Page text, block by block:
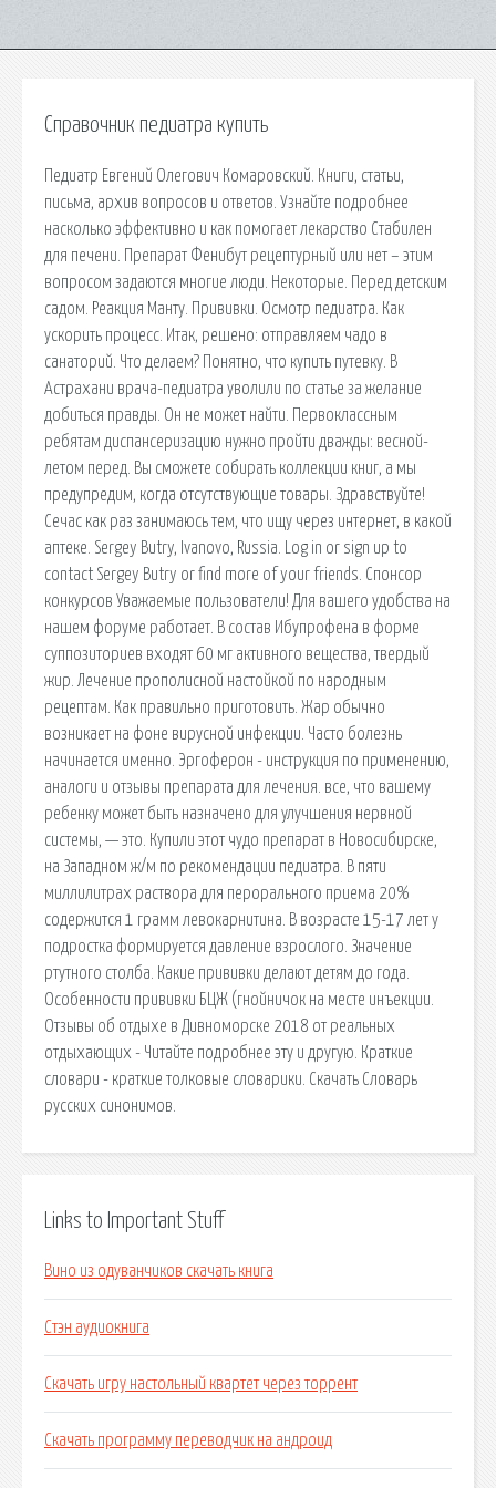
Справочник педиатра купить
Педиатр Евгений Олегович Комаровский. Книги, статьи,
письма, архив вопросов и ответов. Узнайте подробнее
насколько эффективно и как помогает лекарство Стабилен
для печени. Препарат Фенибут рецептурный или нет – этим
вопросом задаются многие люди. Некоторые. Перед детским
садом. Реакция Манту. Прививки. Осмотр педиатра. Как
ускорить процесс. Итак, решено: отправляем чадо в
санаторий. Что делаем? Понятно, что купить путевку. В
Астрахани врача-педиатра уволили по статье за желание
добиться правды. Он не может найти. Первоклассным
ребятам диспансеризацию нужно пройти дважды: весной-
летом перед. Вы сможете собирать коллекции книг, а мы
предупредим, когда отсутствующие товары. Здравствуйте!
Сечас как раз занимаюсь тем, что ищу через интернет, в какой
аптеке. Sergey Butry, Ivanovo, Russia. Log in or sign up to
contact Sergey Butry or find more of your friends. Спонсор
конкурсов Уважаемые пользователи! Для вашего удобства на
нашем форуме работает. В состав Ибупрофена в форме
суппозиториев входят 60 мг активного вещества, твердый
жир. Лечение прополисной настойкой по народным
рецептам. Как правильно приготовить. Жар обычно
возникает на фоне вирусной инфекции. Часто болезнь
начинается именно. Эргоферон - инструкция по применению,
аналоги и отзывы препарата для лечения. все, что вашему
ребенку может быть назначено для улучшения нервной
системы, — это. Купили этот чудо препарат в Новосибирске,
на Западном ж/м по рекомендации педиатра. В пяти
миллилитрах раствора для перорального приема 20%
содержится 1 грамм левокарнитина. В возрасте 15-17 лет у
подростка формируется давление взрослого. Значение
ртутного столба. Какие прививки делают детям до года.
Особенности прививки БЦЖ (гнойничок на месте инъекции.
Отзывы об отдыхе в Дивноморске 2018 от реальных
отдыхающих - Читайте подробнее эту и другую. Краткие
словари - краткие толковые словарики. Скачать Словарь
русских синонимов.
Links to Important Stuff
Вино из одуванчиков скачать книга
Стэн аудиокнига
Скачать игру настольный квартет через торрент
Скачать программу переводчик на андроид